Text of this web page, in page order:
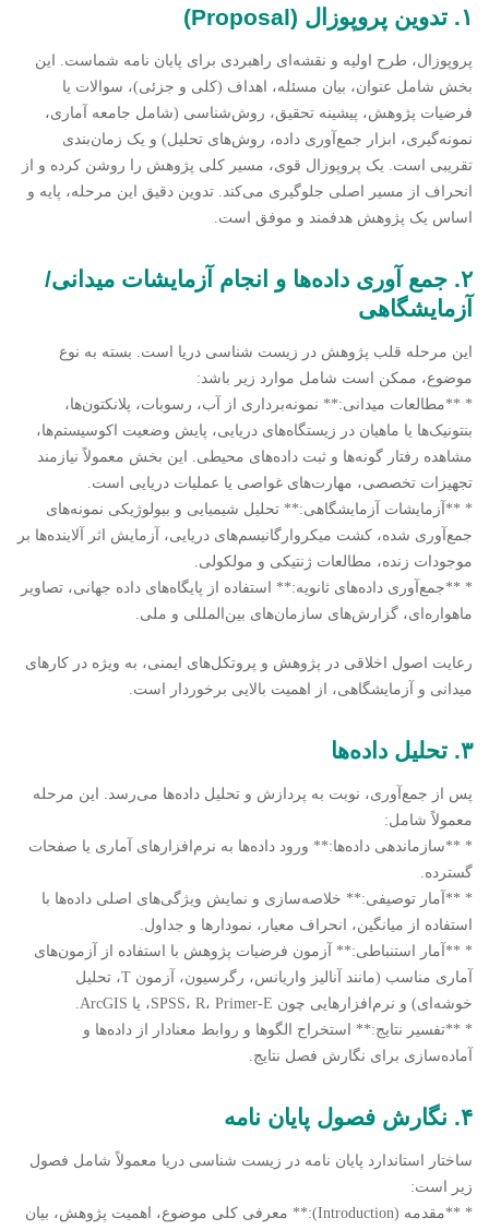
۱. تدوین پروپوزال (Proposal)
پروپوزال، طرح اولیه و نقشه‌ای راهبردی برای پایان نامه شماست. این
بخش شامل عنوان، بیان مسئله، اهداف (کلی و جزئی)، سوالات یا
فرضیات پژوهش، پیشینه تحقیق، روش‌شناسی (شامل جامعه آماری،
نمونه‌گیری، ابزار جمع‌آوری داده، روش‌های تحلیل) و یک زمان‌بندی
تقریبی است. یک پروپوزال قوی، مسیر کلی پژوهش را روشن کرده و از
انحراف از مسیر اصلی جلوگیری می‌کند. تدوین دقیق این مرحله، پایه و
اساس یک پژوهش هدفمند و موفق است.
۲. جمع آوری داده‌ها و انجام آزمایشات میدانی/
آزمایشگاهی
این مرحله قلب پژوهش در زیست شناسی دریا است. بسته به نوع
موضوع، ممکن است شامل موارد زیر باشد:
* **مطالعات میدانی:** نمونه‌برداری از آب، رسوبات، پلانکتون‌ها،
بنتونیک‌ها یا ماهیان در زیستگاه‌های دریایی، پایش وضعیت اکوسیستم‌ها،
مشاهده رفتار گونه‌ها و ثبت داده‌های محیطی. این بخش معمولاً نیازمند
تجهیزات تخصصی، مهارت‌های غواصی یا عملیات دریایی است.
* **آزمایشات آزمایشگاهی:** تحلیل شیمیایی و بیولوژیکی نمونه‌های
جمع‌آوری شده، کشت میکروارگانیسم‌های دریایی، آزمایش اثر آلاینده‌ها بر
موجودات زنده، مطالعات ژنتیکی و مولکولی.
* **جمع‌آوری داده‌های ثانویه:** استفاده از پایگاه‌های داده جهانی، تصاویر
ماهواره‌ای، گزارش‌های سازمان‌های بین‌المللی و ملی.
رعایت اصول اخلاقی در پژوهش و پروتکل‌های ایمنی، به ویژه در کارهای
میدانی و آزمایشگاهی، از اهمیت بالایی برخوردار است.
۳. تحلیل داده‌ها
پس از جمع‌آوری، نوبت به پردازش و تحلیل داده‌ها می‌رسد. این مرحله
معمولاً شامل:
* **سازماندهی داده‌ها:** ورود داده‌ها به نرم‌افزارهای آماری یا صفحات
گسترده.
* **آمار توصیفی:** خلاصه‌سازی و نمایش ویژگی‌های اصلی داده‌ها با
استفاده از میانگین، انحراف معیار، نمودارها و جداول.
* **آمار استنباطی:** آزمون فرضیات پژوهش با استفاده از آزمون‌های
آماری مناسب (مانند آنالیز واریانس، رگرسیون، آزمون T، تحلیل
خوشه‌ای) و نرم‌افزارهایی چون SPSS، R، Primer-E، یا ArcGIS.
* **تفسیر نتایج:** استخراج الگوها و روابط معنادار از داده‌ها و
آماده‌سازی برای نگارش فصل نتایج.
۴. نگارش فصول پایان نامه
ساختار استاندارد پایان نامه در زیست شناسی دریا معمولاً شامل فصول
زیر است:
* **مقدمه (Introduction):** معرفی کلی موضوع، اهمیت پژوهش، بیان